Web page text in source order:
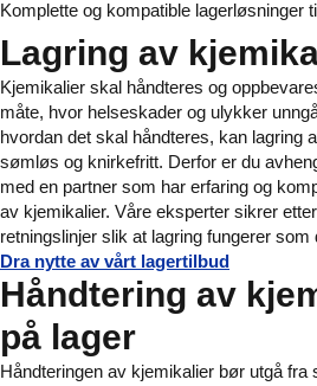
Komplette og kompatible lagerløsninger
Lagring av
Kjemikalier skal håndteres og
måte, hvor helseskader og ulykker
hvordan det skal håndteres, kan lagring
sømløs og knirkefritt. Derfor er du
med en partner som har erfaring og
av kjemikalier. Våre eksperter sikrer
retningslinjer slik at lagring fungerer som
Dra nytte av vårt lagertilbud
Håndtering av
på lager
Håndteringen av kjemikalier bør utgå fra